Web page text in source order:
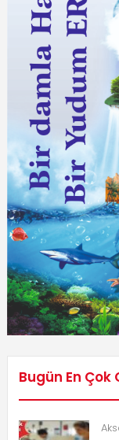
Bugün En